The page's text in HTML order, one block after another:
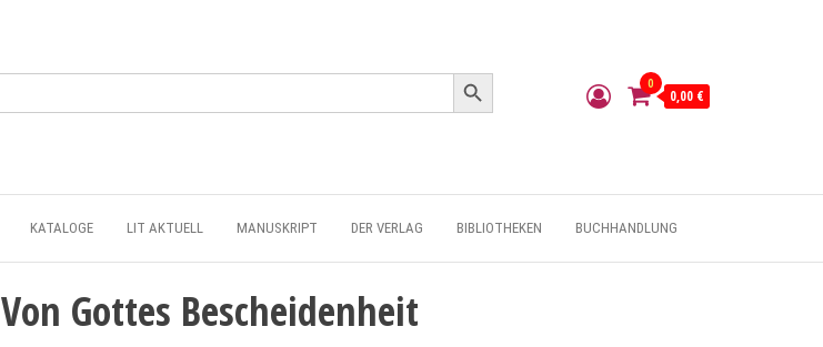
Search Button
0
0,00 €
KATALOGE LIT AKTUELL MANUSKRIPT DER VERLAG BIBLIOTHEKEN BUCHHANDLUNG
Von Gottes Bescheidenheit